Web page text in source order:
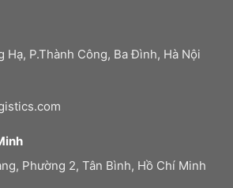
Hạ, P.Thành Công, Ba Đình, Hà Nội
Phường 2, Tân Bình, Hồ Chí Minh